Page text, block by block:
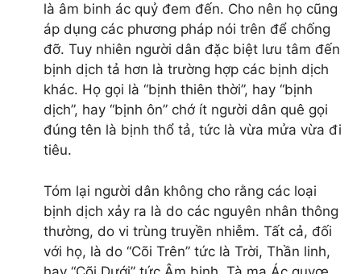
là âm binh ác quỷ đem đến. Cho nên họ cũng
áp dụng các phương pháp nói trên để chống
đỡ. Tuy nhiên người dân đặc biệt lưu tâm đến
bịnh dịch tả hơn là trường hợp các bịnh dịch
khác. Họ gọi là “bịnh thiên thời”, hay “bịnh
dịch”, hay “bịnh ôn” chớ ít người dân quê gọi
đúng tên là bịnh thổ tả, tức là vừa mửa vừa đi
tiêu.
Tóm lại người dân không cho rằng các loại
bịnh dịch xảy ra là do các nguyên nhân thông
thường, do vi trùng truyền nhiễm. Tất cả, đối
với họ, là do “Cõi Trên” tức là Trời, Thần linh,